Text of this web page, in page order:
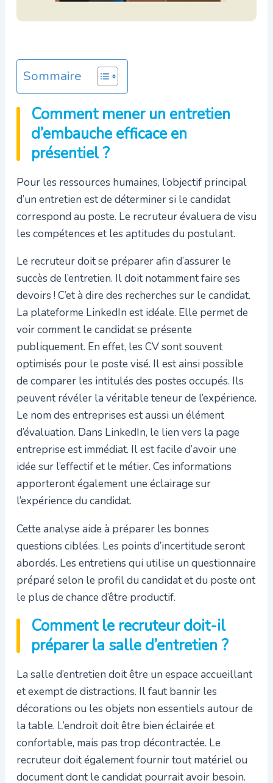
Sommaire
Comment mener un entretien
d’embauche efficace en
présentiel ?
Pour les ressources humaines, l’objectif principal
d’un entretien est de déterminer si le candidat
correspond au poste. Le recruteur évaluera de visu
les compétences et les aptitudes du postulant.
Le recruteur doit se préparer afin d’assurer le
succès de l’entretien. Il doit notamment faire ses
devoirs ! C’et à dire des recherches sur le candidat.
La plateforme LinkedIn est idéale. Elle permet de
voir comment le candidat se présente
publiquement. En effet, les CV sont souvent
optimisés pour le poste visé. Il est ainsi possible
de comparer les intitulés des postes occupés. Ils
peuvent révéler la véritable teneur de l’expérience.
Le nom des entreprises est aussi un élément
d’évaluation. Dans LinkedIn, le lien vers la page
entreprise est immédiat. Il est facile d’avoir une
idée sur l’effectif et le métier. Ces informations
apporteront également une éclairage sur
l’expérience du candidat.
Cette analyse aide à préparer les bonnes
questions ciblées. Les points d’incertitude seront
abordés. Les entretiens qui utilise un questionnaire
préparé selon le profil du candidat et du poste ont
le plus de chance d’être productif.
Comment le recruteur doit-il
préparer la salle d’entretien ?
La salle d’entretien doit être un espace accueillant
et exempt de distractions. Il faut bannir les
décorations ou les objets non essentiels autour de
la table. L’endroit doit être bien éclairée et
confortable, mais pas trop décontractée. Le
recruteur doit également fournir tout matériel ou
document dont le candidat pourrait avoir besoin.